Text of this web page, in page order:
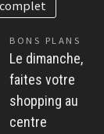
BONS PLANS
Le dimanche,
faites votre
shopping au
centre